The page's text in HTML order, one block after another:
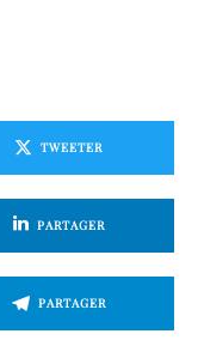
TWEETER
PARTAGER
PARTAGER